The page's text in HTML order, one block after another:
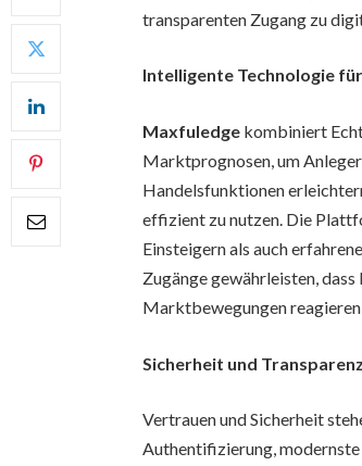
transparenten Zugang zu
Intelligente Technologie
Maxfuledge kombiniert
Marktprognosen, um
Handelsfunktionen
effizient zu nutzen. Die
Einsteigern als auch
Zugänge gewährleisten,
Marktbewegungen reagieren
Sicherheit und
Vertrauen und Sicherheit
Authentifizierung,